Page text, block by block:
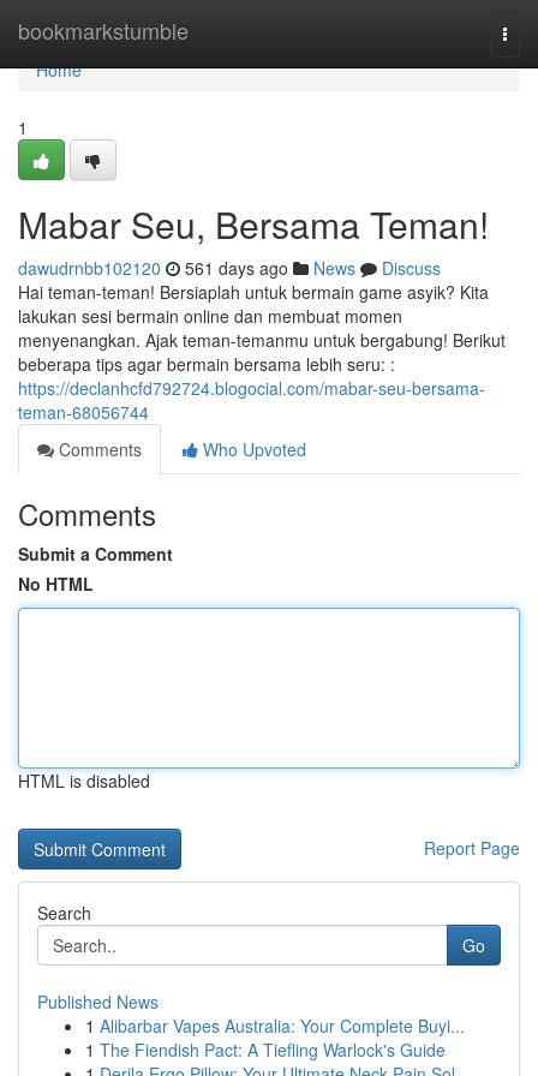
bookmarkstumble
Home
Home
1
Mabar Seu, Bersama Teman!
dawudrnbb102120 561 days ago News
Discuss
Hai teman-teman! Bersiaplah untuk bermain game asyik? Kita
lakukan sesi bermain online dan membuat momen
menyenangkan. Ajak teman-temanmu untuk bergabung! Berikut
beberapa tips agar bermain bersama lebih seru: :
https://declanhcfd792724.blogocial.com/mabar-seu-bersama-
teman-68056744
Comments
Who Upvoted
Comments
Submit a Comment
No HTML
HTML is disabled
Report Page
Search
Go
Published News
1 Alibarbar Vapes Australia: Your Complete Buyi...
1 The Fiendish Pact: A Tiefling Warlock's Guide